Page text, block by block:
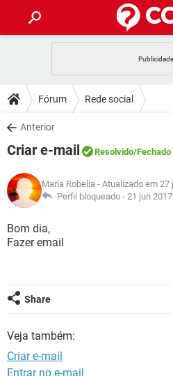
CELULAR
OUTLOOK
INSTAGRAM
GUIA DE COMPRAS
DICAS
JOGOS
INSTAGRAM
GUIA DE COMPRAS
DOWNLOADS
JOGOS
CELULAR
OUTLOOK
INSTAGRAM
GUIA DE COMPRAS
JOGOS
CELULAR
OUTLOOK
GLOSSÁRIO
JOGOS
CELULAR
INSTAGRAM
Fórum Rede social
Anterior
Criar e-mail Resolvido/Fechado
Maria Robelia - Atualizado em 27
Perfil bloqueado - 21 jun
Bom dia,
Fazer email
Share
Veja também:
Criar e-mail
Entrar no e-mail